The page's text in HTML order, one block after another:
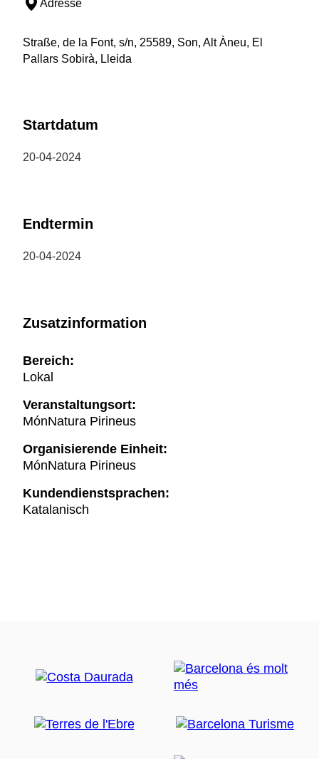
Adresse
Straße, de la Font, s/n, 25589, Son, Alt Àneu, El
Pallars Sobirà, Lleida
Startdatum
20-04-2024
Endtermin
20-04-2024
Zusatzinformation
Bereich:
Lokal
Veranstaltungsort:
MónNatura Pirineus
Organisierende Einheit:
MónNatura Pirineus
Kundendienstsprachen:
Katalanisch